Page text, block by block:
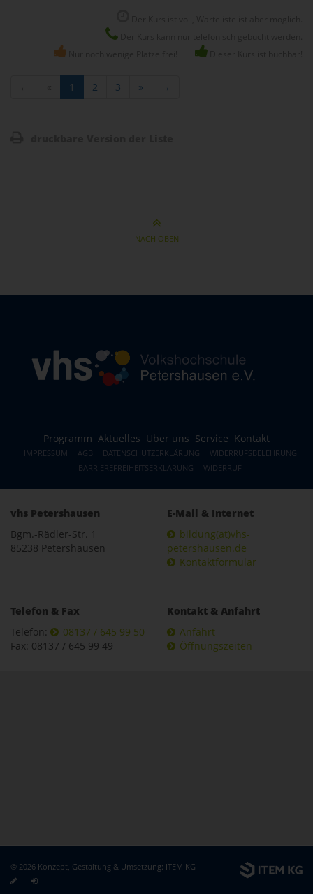
← « 1 2 3 » →
NACH OBEN
Programm Aktuelles Über uns Service Kontakt
IMPRESSUM AGB DATENSCHUTZERKLÄRUNG
WIDERRUFSBELEHRUNG
BARRIEREFREIHEITSERKLÄRUNG
WIDERRUF
vhs Petershausen
Bgm.-Rädler-Str. 1
85238 Petershausen
E-Mail & Internet
bildung(at)vhs-
petershausen.de
Kontaktformular
Telefon & Fax
Telefon:
08137 / 645 99 50
Fax: 08137 / 645 99 49
Kontakt & Anfahrt
Anfahrt
Öffnungszeiten
© 2026 Konzept, Gestaltung & Umsetzung: ITEM KG